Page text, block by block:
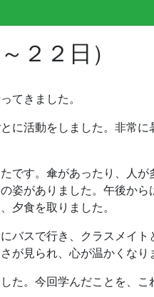
２２日）
てきました。
に活動をしました。非常に
です。傘があったり、人が
姿がありました。午後から
夕食を取りました。
バスで行き、クラスメイト
が見られ、心が温かくなり
た。今回学んだことを、こ